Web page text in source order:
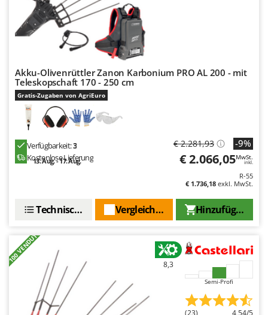
WIDU
Wiper EcoRobot
Wolf Garten
Worx
Y Yard Force
Z
Zanon
Zephir
Akku-Olivenrüttler Zanon Karbonium PRO AL 200 - mit
Teleskopschaft 170 - 250 cm
Gratis-Zugaben von AgriEuro
Verfügbarkeit:3
Kostenlose Lieferung
13. Aug. - 17. Aug.
€ 2.281,93 -9%
€ 2.066,05MwSt.
inkl.
R-55
€ 1.736,18 exkl. MwSt.
Hinzufügen
Vergleichen Sie
Technische Daten
+100 VENDUTI 8,3
Semi-Profi